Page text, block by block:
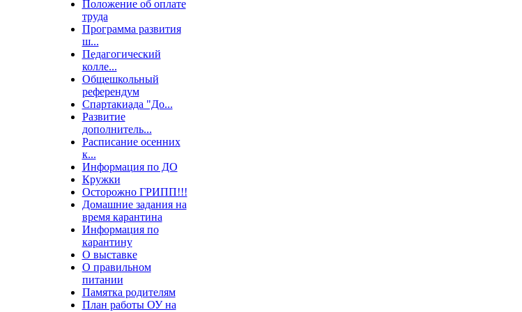
Положение об оплате
труда
Программа развития
ш...
Педагогический
колле...
Общешкольный
референдум
Спартакиада "До...
Развитие
дополнитель...
Расписание осенних
к...
Информация по ДО
Кружки
Осторожно ГРИПП!!!
Домашние задания на
время карантина
Информация по
карантину
О выставке
О правильном
питании
Памятка родителям
План работы ОУ на